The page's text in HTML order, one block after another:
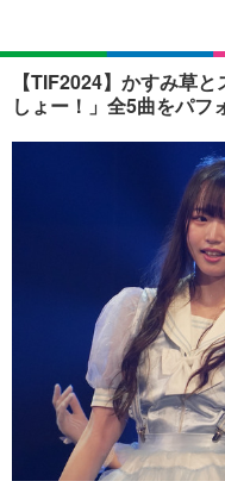
ショッピング
【TIF2024】かすみ草
しょー！」全5曲をパフ